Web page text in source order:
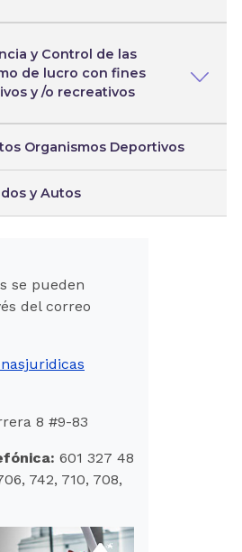
y Control de las
de lucro con fines
y /o recreativos
Organismos Deportivos
y Autos
se pueden
del correo
8 #9-83
601 327 48
742, 710, 708,